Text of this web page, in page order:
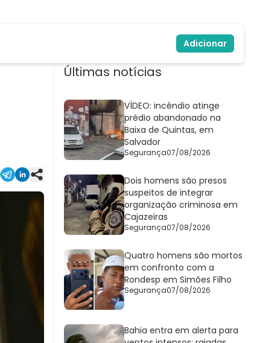
Adicionar
Últimas notícias
VÍDEO: incêndio atinge
prédio abandonado na
Baixa de Quintas, em
Salvador
Segurança07/08/2026
Dois homens são presos
suspeitos de integrar
organização criminosa em
Cajazeiras
Segurança07/08/2026
Quatro homens são mortos
em confronto com a
Rondesp em Simões Filho
Segurança07/08/2026
Bahia entra em alerta para